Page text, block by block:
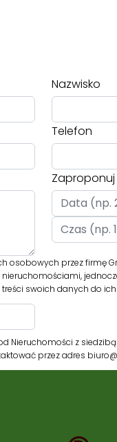
Nazwisko
Telefon
osobowych przez firmę
swoich danych do
Nieruchomości z
przez adres